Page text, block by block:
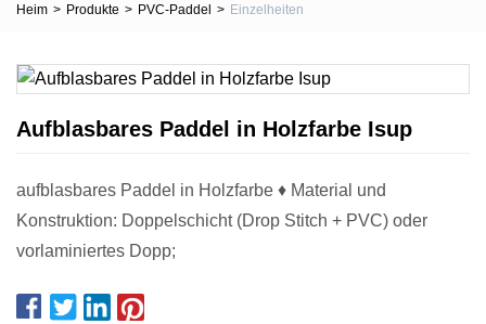
Heim > Produkte > PVC-Paddel > Einzelheiten
Aufblasbares Paddel in Holzfarbe Isup
aufblasbares Paddel in Holzfarbe ♦ Material und
Konstruktion: Doppelschicht (Drop Stitch + PVC) oder
vorlaminiertes Dopp;